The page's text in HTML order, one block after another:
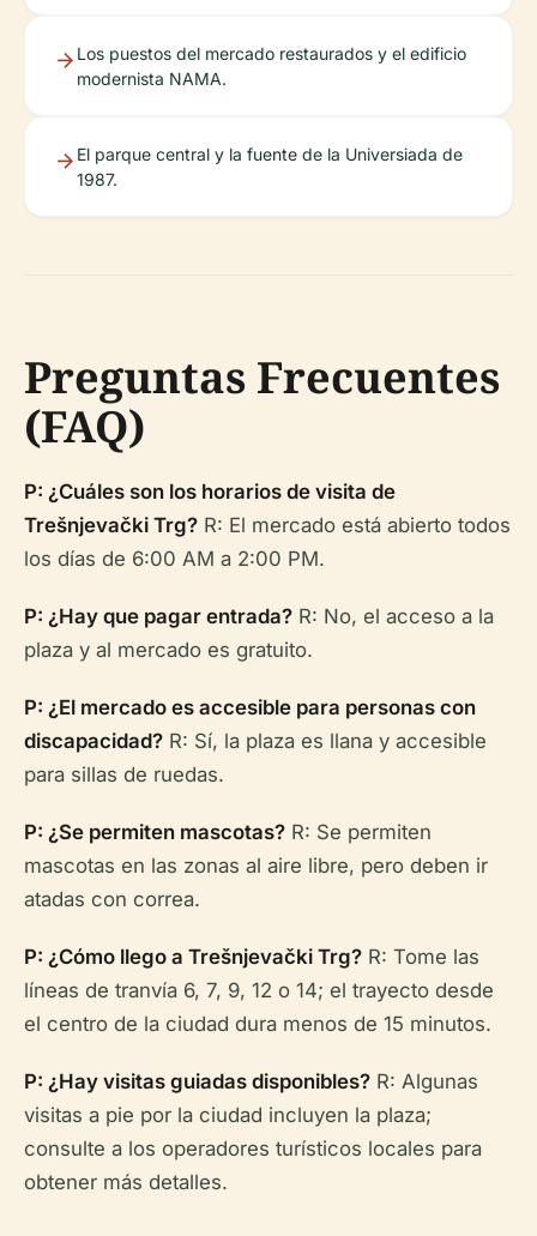
Los puestos del mercado restaurados y el edificio
modernista NAMA.
El parque central y la fuente de la Universiada de
1987.
Preguntas Frecuentes
(FAQ)
P: ¿Cuáles son los horarios de visita de
Trešnjevački Trg? R: El mercado está abierto todos
los días de 6:00 AM a 2:00 PM.
P: ¿Hay que pagar entrada? R: No, el acceso a la
plaza y al mercado es gratuito.
P: ¿El mercado es accesible para personas con
discapacidad? R: Sí, la plaza es llana y accesible
para sillas de ruedas.
P: ¿Se permiten mascotas? R: Se permiten
mascotas en las zonas al aire libre, pero deben ir
atadas con correa.
P: ¿Cómo llego a Trešnjevački Trg? R: Tome las
líneas de tranvía 6, 7, 9, 12 o 14; el trayecto desde
el centro de la ciudad dura menos de 15 minutos.
P: ¿Hay visitas guiadas disponibles? R: Algunas
visitas a pie por la ciudad incluyen la plaza;
consulte a los operadores turísticos locales para
obtener más detalles.